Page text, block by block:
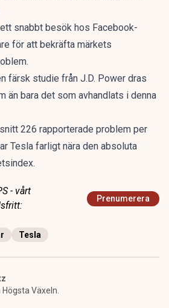
snabbt besök hos Facebook-
för att bekräfta märkets
färsk studie från J.D. Power dras
än bara det som avhandlats i denna
226 rapporterade problem per
Tesla farligt nära den absoluta
- vårt
Prenumerera
Tesla
Växeln.